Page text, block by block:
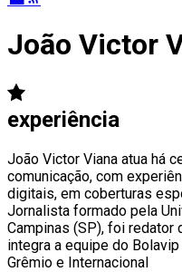
João Victor
experiência
João Victor Viana atua há
comunicação, com
digitais, em coberturas
Jornalista formado pela
Campinas (SP), foi redator
integra a equipe do
Grêmio e Internacional